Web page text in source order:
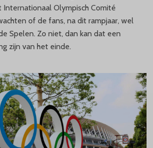
Olympisch Comité
of de fans, na dit rampjaar, wel
Spelen. Zo niet, dan kan dat een
zijn van het einde.